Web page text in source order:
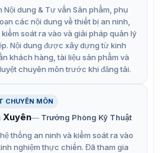
trong các khu vực lớn như ngã tư,
quảng trường.
của camera iDS-
2SK7184MXS-D hỗ trợ phát hiện
đối với con người, giúp chụp
mặt và liên kết khuôn mặt với
ảnh với độ phân giải 4K (8MP)
chi tiết khu vực.
Nội dung & Tư vấn Sản phẩm, phụ
các nội dung về thiết bị an ninh,
soát ra vào và giải pháp quản lý
Nội dung được xây dựng từ kinh
khách hàng, tài liệu sản phẩm và
chuyên môn trước khi đăng tải.
CHUYÊN MÔN
Xuyên
Trưởng Phòng Kỹ Thuật
thống an ninh và kiểm soát ra vào
nghiệm thực chiến. Đã tham gia